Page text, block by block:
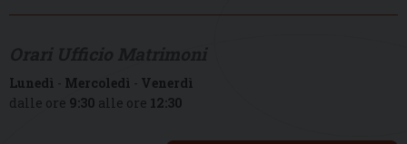
Lunedì - Mercoledì - Venerdì
dalle ore 9:30 alle ore 12:30